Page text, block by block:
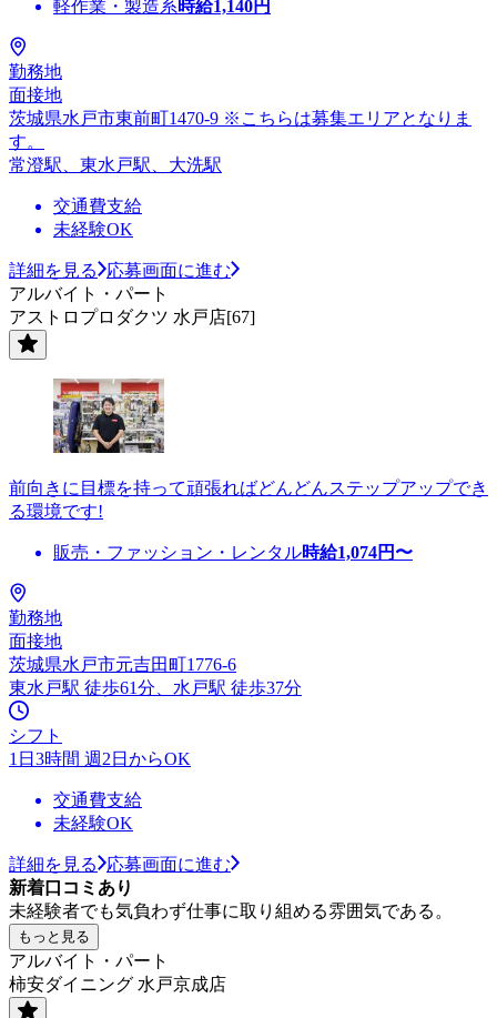
軽作業・製造系時給1,140円
勤務地
面接地
茨城県水戸市東前町1470-9 ※こちらは募集エリアとなりま
す。
常澄駅、東水戸駅、大洗駅
交通費支給
未経験OK
詳細を見る
応募画面に進む
アルバイト・パート
アストロプロダクツ 水戸店[67]
前向きに目標を持って頑張ればどんどんステップアップでき
る環境です!
販売・ファッション・レンタル時給1,074円〜
勤務地
面接地
茨城県水戸市元吉田町1776-6
東水戸駅 徒歩61分、水戸駅 徒歩37分
シフト
1日3時間 週2日からOK
交通費支給
未経験OK
詳細を見る
応募画面に進む
新着口コミあり
未経験者でも気負わず仕事に取り組める雰囲気である。
もっと見る
アルバイト・パート
柿安ダイニング 水戸京成店